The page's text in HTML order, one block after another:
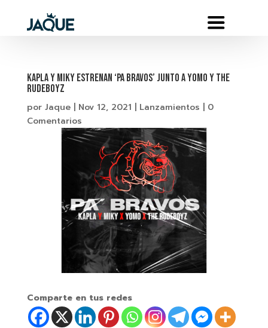
KAPLA Y MIKY ESTRENAN ‘PA BRAVOS’ JUNTO A YOMO Y THE
RUDEBOYZ
por Jaque| Nov 12, 2021 Lanzamientos
0
Comentarios
Comparte en tus redes